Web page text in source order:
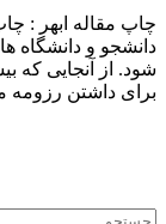
چاپ مقاله ابهر :
دانشجو و دانشگاه
شود. از آنجایی که
برای داشتن